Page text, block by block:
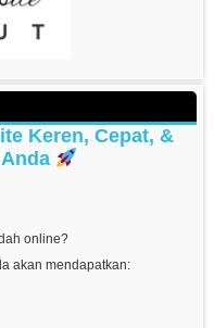
Keren, Cepat, &
online?
akan mendapatkan: